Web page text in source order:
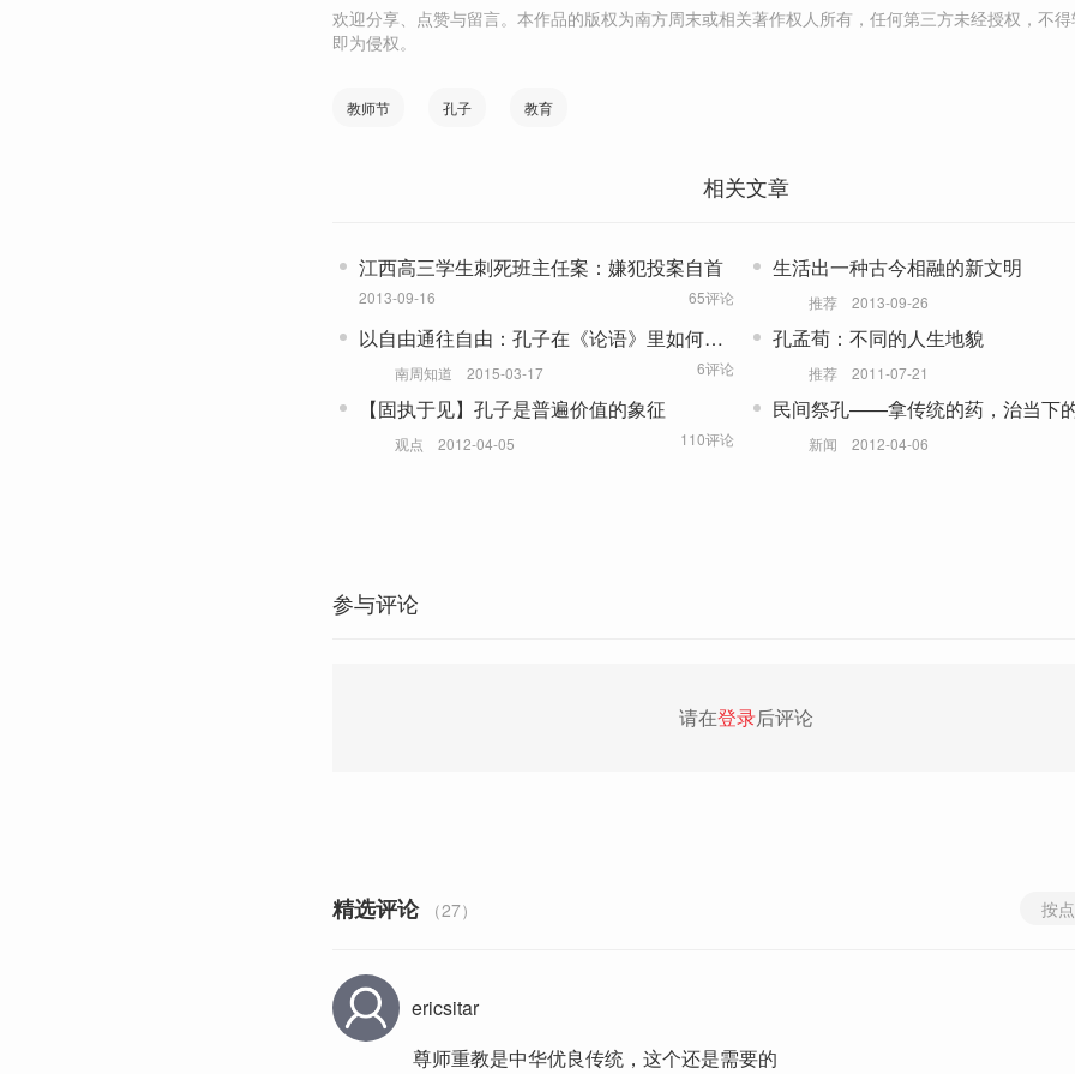
欢迎分享、点赞与留言。本作品的版权为南方周末或相关著作权人所有，任何第三方未经授权，不
即为侵权。
教师节 孔子 教育
相关文章
江西高三学生刺死班主任案：嫌犯投案自首
2013-09-16 65评论
生活出一种古今相融的新文明
推荐 2013-09-26
以自由通往自由：孔子在《论语》里如何做
老师南周知道 2015-03-17 6评论
孔孟荀：不同的人生地貌
推荐 2011-07-21
【固执于见】孔子是普遍价值的象征
观点 2012-04-05 110评论
民间祭孔——拿传统的药，治当下
新闻 2012-04-06
参与评论
请在登录后评论
精选评论 （27） 按
ericsitar
尊师重教是中华优良传统，这个还是需要的